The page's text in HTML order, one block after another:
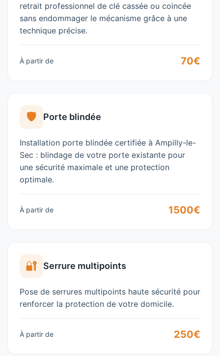
retrait professionnel de clé cassée ou coincée
sans endommager le mécanisme grâce à une
technique précise.
À partir de 70€
🛡️ Porte blindée
Installation porte blindée certifiée à Ampilly-le-
Sec : blindage de votre porte existante pour
une sécurité maximale et une protection
optimale.
À partir de 1500€
🔐 Serrure multipoints
Pose de serrures multipoints haute sécurité pour
renforcer la protection de votre domicile.
À partir de 250€